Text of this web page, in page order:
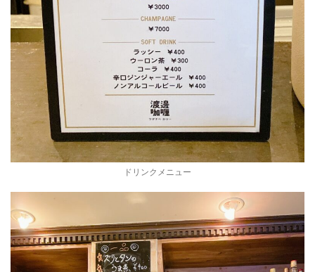
ドリンクメニュー